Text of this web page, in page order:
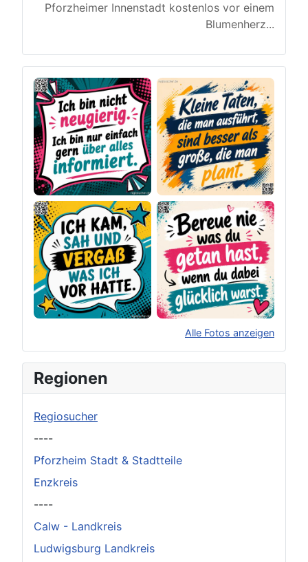
Pforzheimer Innenstadt kostenlos vor einem
Blumenherz...
Alle Fotos anzeigen
Original herunterladen
Regionen
Regiosucher
----
Pforzheim Stadt & Stadtteile
Enzkreis
----
Calw - Landkreis
Ludwigsburg Landkreis